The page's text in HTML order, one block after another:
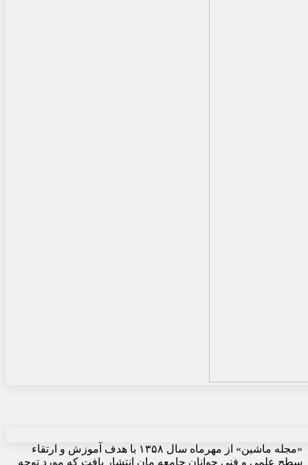
«مجله ماشین» از مهرماه سال ۱۳۵۸ با هدف آموزش و ارتقاء
سطح علمی و فنی جوانان جامعه مان انتشار یافت که مورد توجه